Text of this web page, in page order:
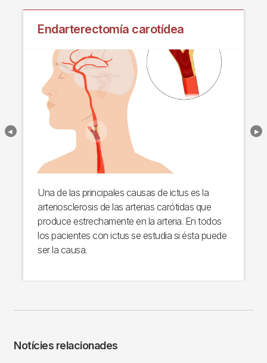
Endarterectomía carotídea
Una de las principales causas de ictus es la
arteriosclerosis de las arterias carótidas que
produce estrechamente en la arteria. En todos
los pacientes con ictus se estudia si ésta puede
ser la causa.
Notícies relacionades